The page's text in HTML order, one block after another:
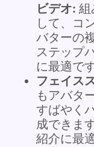
ビデオ: 組
して、コ
バターの
ステップ
に最適です
フェイス
もアバタ
すばやく
成できま
紹介に最